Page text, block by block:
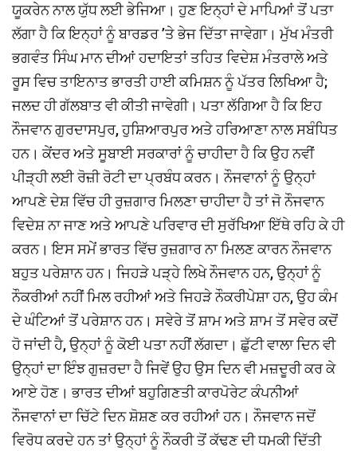
ਯੂਕਰੇਨ ਨਾਲ ਯੁੱਧ ਲਈ ਭੇਜਿਆ। ਹੁਣ ਇਨ੍ਹਾਂ ਦੇ ਮਾਪਿਆਂ ਤੋਂ ਪਤਾ
ਲੱਗਾ ਹੈ ਕਿ ਇਨ੍ਹਾਂ ਨੂੰ ਬਾਰਡਰ ’ਤੇ ਭੇਜ ਦਿੱਤਾ ਜਾਵੇਗਾ। ਮੁੱਖ ਮੰਤਰੀ
ਭਗਵੰਤ ਸਿੰਘ ਮਾਨ ਦੀਆਂ ਹਦਾਇਤਾਂ ਤਹਿਤ ਵਿਦੇਸ਼ ਮੰਤਰਾਲੇ ਅਤੇ
ਰੂਸ ਵਿਚ ਤਾਇਨਾਤ ਭਾਰਤੀ ਹਾਈ ਕਮਿਸ਼ਨ ਨੂੰ ਪੱਤਰ ਲਿਖਿਆ ਹੈ;
ਜਲਦ ਹੀ ਗੱਲਬਾਤ ਵੀ ਕੀਤੀ ਜਾਵੇਗੀ। ਪਤਾ ਲੱਗਿਆ ਹੈ ਕਿ ਇਹ
ਨੌਜਵਾਨ ਗੁਰਦਾਸਪੁਰ, ਹੁਸ਼ਿਆਰਪੁਰ ਅਤੇ ਹਰਿਆਣਾ ਨਾਲ ਸਬੰਧਿਤ
ਹਨ। ਕੇਂਦਰ ਅਤੇ ਸੂਬਾਈ ਸਰਕਾਰਾਂ ਨੂੰ ਚਾਹੀਦਾ ਹੈ ਕਿ ਉਹ ਨਵੀਂ
ਪੀੜ੍ਹੀ ਲਈ ਰੋਜ਼ੀ ਰੋਟੀ ਦਾ ਪ੍ਰਬੰਧ ਕਰਨ। ਨੌਜਵਾਨਾਂ ਨੂੰ ਉਨ੍ਹਾਂ
ਆਪਣੇ ਦੇਸ਼ ਵਿੱਚ ਹੀ ਰੁਜ਼ਗਾਰ ਮਿਲਣਾ ਚਾਹੀਦਾ ਹੈ ਤਾਂ ਜੋ ਨੌਜਵਾਨ
ਵਿਦੇਸ਼ ਨਾ ਜਾਣ ਅਤੇ ਆਪਣੇ ਪਰਿਵਾਰ ਦੀ ਸੁਰੱਖਿਆ ਇੱਥੇ ਰਹਿ ਕੇ ਹੀ
ਕਰਨ। ਇਸ ਸਮੇਂ ਭਾਰਤ ਵਿੱਚ ਰੁਜ਼ਗਾਰ ਨਾ ਮਿਲਣ ਕਾਰਨ ਨੌਜਵਾਨ
ਬਹੁਤ ਪਰੇਸ਼ਾਨ ਹਨ। ਜਿਹੜੇ ਪੜ੍ਹੇ ਲਿਖੇ ਨੌਜਵਾਨ ਹਨ, ਉਨ੍ਹਾਂ ਨੂੰ
ਨੌਕਰੀਆਂ ਨਹੀਂ ਮਿਲ ਰਹੀਆਂ ਅਤੇ ਜਿਹੜੇ ਨੌਕਰੀਪੇਸ਼ਾ ਹਨ, ਉਹ ਕੰਮ
ਦੇ ਘੰਟਿਆਂ ਤੋਂ ਪਰੇਸ਼ਾਨ ਹਨ। ਸਵੇਰੇ ਤੋਂ ਸ਼ਾਮ ਅਤੇ ਸ਼ਾਮ ਤੋਂ ਸਵੇਰ ਕਦੋਂ
ਹੋ ਜਾਂਦੀ ਹੈ, ਉਨ੍ਹਾਂ ਨੂੰ ਕੋਈ ਪਤਾ ਨਹੀਂ ਲੱਗਦਾ। ਛੁੱਟੀ ਵਾਲਾ ਦਿਨ ਵੀ
ਉਨ੍ਹਾਂ ਦਾ ਇੰਝ ਗੁਜ਼ਰਦਾ ਹੈ ਜਿਵੇਂ ਉਹ ਉਸ ਦਿਨ ਵੀ ਮਜ਼ਦੂਰੀ ਕਰ ਕੇ
ਆਏ ਹੋਣ। ਭਾਰਤ ਦੀਆਂ ਬਹੁਗਿਣਤੀ ਕਾਰਪੋਰੇਟ ਕੰਪਨੀਆਂ
ਨੌਜਵਾਨਾਂ ਦਾ ਚਿੱਟੇ ਦਿਨ ਸ਼ੋਸ਼ਣ ਕਰ ਰਹੀਆਂ ਹਨ। ਨੌਜਵਾਨ ਜਦੋਂ
ਵਿਰੋਧ ਕਰਦੇ ਹਨ ਤਾਂ ਉਨ੍ਹਾਂ ਨੂੰ ਨੌਕਰੀ ਤੋਂ ਕੱਢਣ ਦੀ ਧਮਕੀ ਦਿੱਤੀ